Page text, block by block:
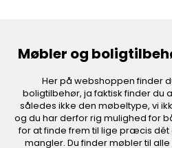
Møbler og
Her på webshoppen finder
boligtilbehør, ja faktisk finder du
således ikke den møbeltype, vi
og du har derfor rig mulighed for
for at finde frem til lige præcis
mangler. Du finder møbler til